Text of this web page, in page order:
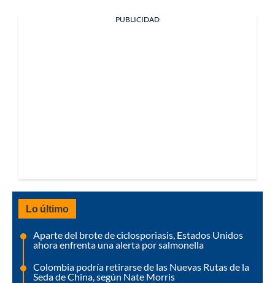
PUBLICIDAD
Lo último
Aparte del brote de ciclosporiasis, Estados Unidos
ahora enfrenta una alerta por salmonella
Colombia podría retirarse de las Nuevas Rutas de la
Seda de China, según Nate Morris